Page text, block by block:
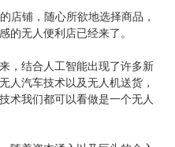
店铺，随心所欲地选择商品，
的无人便利店已经来了。
，结合人工智能出现了许多新
人汽车技术以及无人机送货，
术我们都可以看做是一个无人